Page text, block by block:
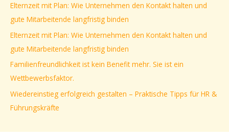
n
a
c
h
:
Elternzeit mit Plan: Wie Unternehmen den Kontakt halten und
gute Mitarbeitende langfristig binden
Elternzeit mit Plan: Wie Unternehmen den Kontakt halten und
gute Mitarbeitende langfristig binden
Familienfreundlichkeit ist kein Benefit mehr. Sie ist ein
Wettbewerbsfaktor.
Wiedereinstieg erfolgreich gestalten – Praktische Tipps für HR &
Führungskräfte